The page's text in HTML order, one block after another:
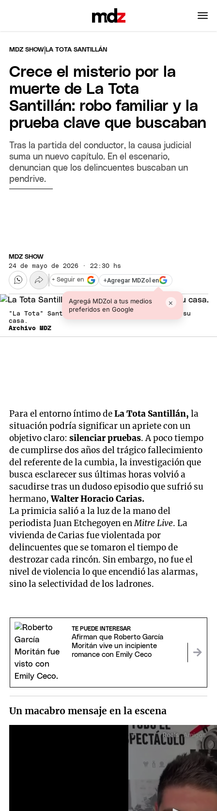
MDZ SHOW |LA TOTA SANTILLÁN
Crece el misterio por la
muerte de La Tota
Santillán: robo familiar y la
prueba clave que buscaban
Tras la partida del conductor, la causa judicial
suma un nuevo capítulo. En el escenario,
denuncian que los delincuentes buscaban un
pendrive.
MDZ SHOW
24 de mayo de 2026 · 22:30 hs
+Agregar MDZol en
Agregá MDZol a tus medios
preferidos en Google
×
+ Seguir en
"La Tota" Santillán fue encontrado muerto en su
casa.
Archivo MDZ
Para el entorno íntimo deLa Tota Santillán,la
situación podría significar un apriete con un
objetivo claro:silenciar pruebas. A poco tiempo
de cumplirse dos años del trágico fallecimiento
del referente de la cumbia, la investigación que
busca esclarecer sus últimas horas volvió a
sacudirse tras un dudoso episodio que sufrió su
hermano,Walter Horacio Carias.
La primicia salió a la luz de la mano del
periodista Juan Etchegoyen enMitre Live. La
vivienda de Carias fue violentada por
delincuentes que se tomaron el tiempo de
destrozar cada rincón. Sin embargo, no fue el
nivel de violencia lo que encendió las alarmas,
sino la selectividad de los ladrones.
TE PUEDE INTERESAR
Afirman que Roberto García
Moritán vive un incipiente
romance con Emily Ceco
Un macabro mensaje en la escena